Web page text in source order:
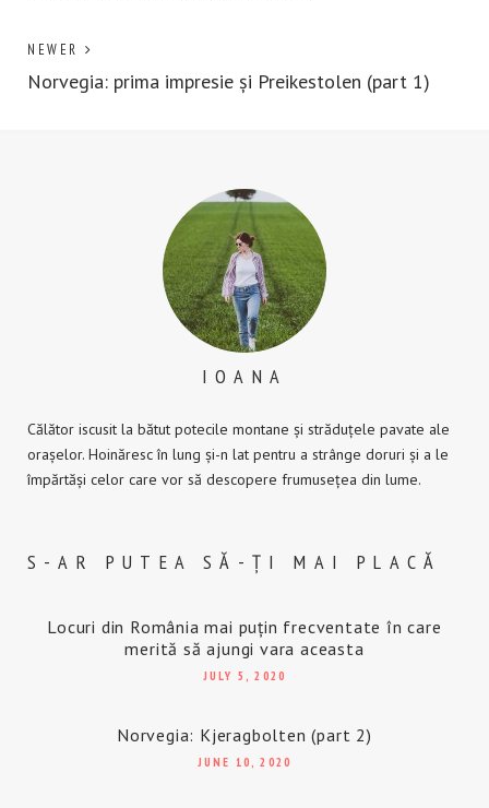
NEWER
post:
Norvegia: prima impresie și Preikestolen (part 1)
IOANA
Călător iscusit la bătut potecile montane și străduțele pavate ale
orașelor. Hoinăresc în lung și-n lat pentru a strânge doruri și a le
împărtăși celor care vor să descopere frumusețea din lume.
S-AR PUTEA SĂ-ȚI MAI PLACĂ
Locuri din România mai puțin frecventate în care
merită să ajungi vara aceasta
JULY 5, 2020
Norvegia: Kjeragbolten (part 2)
JUNE 10, 2020